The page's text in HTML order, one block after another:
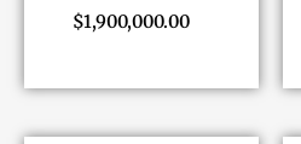
$1,900,000.00